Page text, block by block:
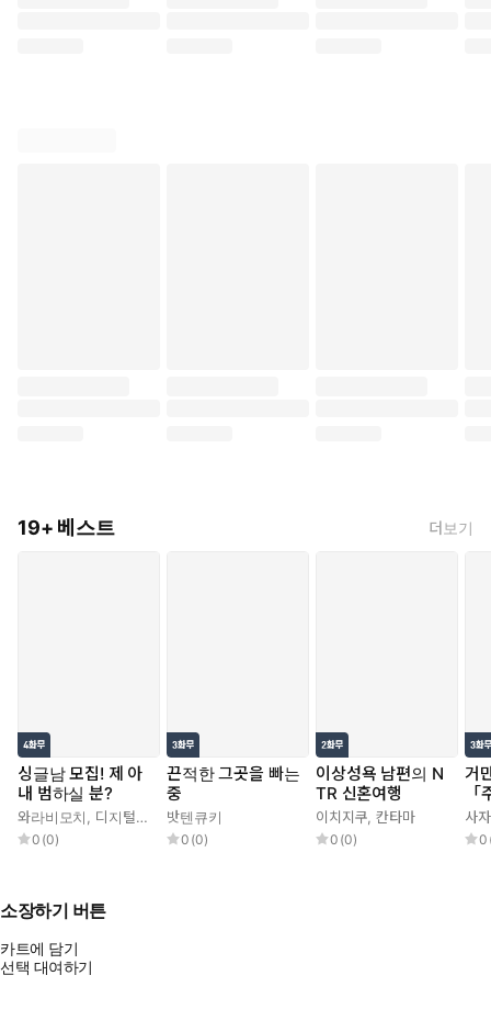
19+ 베스트 더보기
싱글남 모집! 제 아
내 범하실 분?
와라비모치, 디지털 장인 X
0 (0)
끈적한 그곳을 빠는
중
밧텐큐키
0 (0)
이상성욕 남편의 N
TR 신혼여행
이치지쿠,칸타마
0 (0)
거
다
사
0
소장하기 버튼
카트에 담기
선택 대여하기